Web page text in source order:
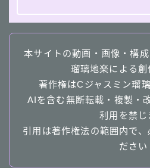
本サイトの動画・画像・構
瑠璃地楽による創
著作権はCジャスミン瑠
AIを含む無断転載・複製・
利用を禁じ
引用は著作権法の範囲内で
ださい